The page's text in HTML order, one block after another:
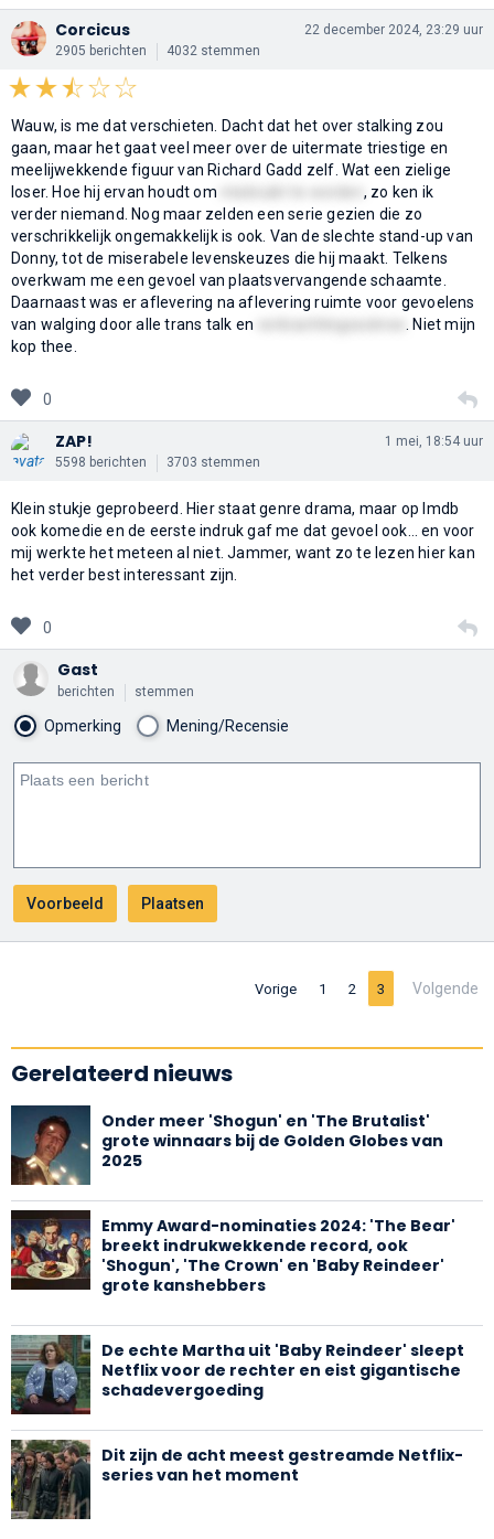
Corcicus
2905 berichten 4032 stemmen
22 december 2024, 23:29 uur
Wauw, is me dat verschieten. Dacht dat het over stalking zou
gaan, maar het gaat veel meer over de uitermate triestige en
meelijwekkende figuur van Richard Gadd zelf. Wat een zielige
loser. Hoe hij ervan houdt om
, zo ken ik
verder niemand. Nog maar zelden een serie gezien die zo
verschrikkelijk ongemakkelijk is ook. Van de slechte stand-up van
Donny, tot de miserabele levenskeuzes die hij maakt. Telkens
overkwam me een gevoel van plaatsvervangende schaamte.
Daarnaast was er aflevering na aflevering ruimte voor gevoelens
van walging door alle trans talk en
. Niet mijn
kop thee.
0
ZAP!
5598 berichten 3703 stemmen
1 mei, 18:54 uur
Klein stukje geprobeerd. Hier staat genre drama, maar op Imdb
ook komedie en de eerste indruk gaf me dat gevoel ook… en voor
mij werkte het meteen al niet. Jammer, want zo te lezen hier kan
het verder best interessant zijn.
0
Gast
berichten stemmen
Opmerking Mening/Recensie
Vorige 1 2 3 Volgende
Gerelateerd nieuws
Onder meer 'Shogun' en 'The Brutalist'
grote winnaars bij de Golden Globes van
2025
Emmy Award-nominaties 2024: 'The Bear'
breekt indrukwekkende record, ook
'Shogun', 'The Crown' en 'Baby Reindeer'
grote kanshebbers
De echte Martha uit 'Baby Reindeer' sleept
Netflix voor de rechter en eist gigantische
schadevergoeding
Dit zijn de acht meest gestreamde Netflix-
series van het moment